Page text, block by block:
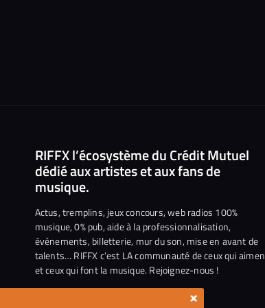
RIFFX l’écosystème du Crédit Mutuel
dédié aux artistes et aux fans de
musique.
Actus, tremplins, jeux concours, web radios 100%
musique, 0% pub, aide à la professionnalisation,
événements, billetterie, mur du son, mise en avant de
talents… RIFFX c’est LA communauté de ceux qui
et ceux qui font la musique. Rejoignez-nous !
×